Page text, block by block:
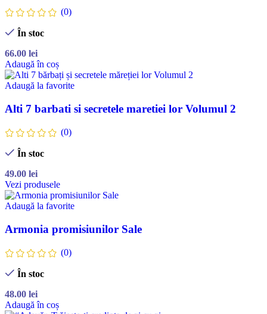
(0)
În stoc
66.00 lei
Adaugă în coș
Adaugă la favorite
Alti 7 barbati si secretele maretiei lor Volumul 2
(0)
În stoc
49.00 lei
Vezi produsele
Adaugă la favorite
Armonia promisiunilor Sale
(0)
În stoc
48.00 lei
Adaugă în coș